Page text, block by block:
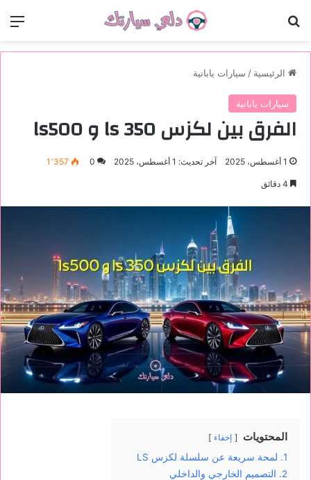
الرئيسية / سيارات يابانية
سيارات يابانية
الفرق بين لكزس ls 350 و ls500
1 أغسطس، 2025 آخر تحديث: 1 أغسطس، 2025 0 1٬357
المحتويات إخفاء
1. لمحة سريعة عن سلسلة لكزس LS
2. التصميم الخارجي والداخلي